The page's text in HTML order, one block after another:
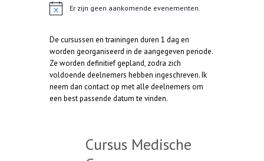
c
h
t
Er zijn geen aankomende evenementen.
De cursussen en trainingen duren 1 dag en
worden georganiseerd in de aangegeven periode.
Ze worden definitief gepland, zodra zich
voldoende deelnemers hebben ingeschreven. Ik
neem dan contact op met alle deelnemers om
een best passende datum te vinden.
Cursus Medische